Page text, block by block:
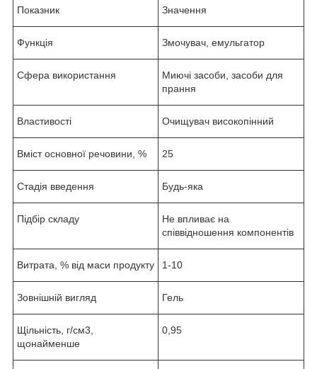
Показник Значення
Функція Змочувач, емульгатор
Сфера використання
Миючі засоби, засоби для
прання
Властивості Очищувач високопінний
Вміст основної речовини, % 25
Стадія введення Будь-яка
Підбір складу
Не впливає на
співвідношення компонентів
Витрата, % від маси продукту 1-10
Зовнішній вигляд Гель
Щільність, г/см3,
щонайменше
0,95